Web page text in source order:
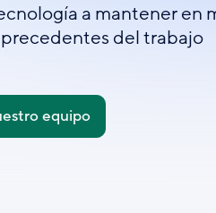
a mantener en
del trabajo
equipo